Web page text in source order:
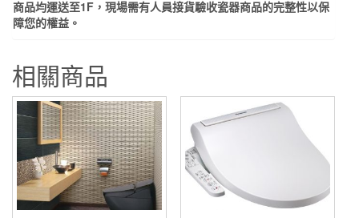
商品均運送至1F，現場需有人員接貨驗收瓷器商品的完整性以保
障您的權益。
相關商品